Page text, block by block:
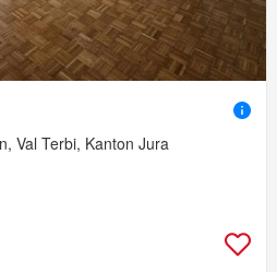
Val Terbi, Kanton Jura